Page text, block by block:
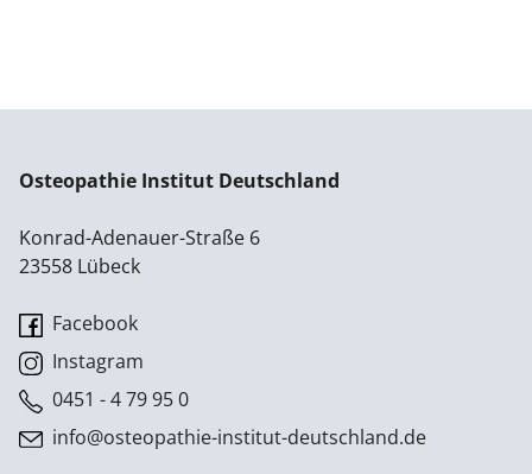
Osteopathie Institut Deutschland
Konrad-Adenauer-Straße 6
23558 Lübeck
Facebook
Instagram
0451 - 4 79 95 0
info@osteopathie-institut-deutschland.de